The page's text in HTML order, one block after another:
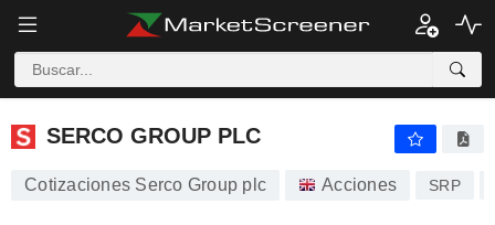
SERCO GROUP PLC 265,80
SERCO GROUP PLC
Cotizaciones Serco Group plc Acciones SRP